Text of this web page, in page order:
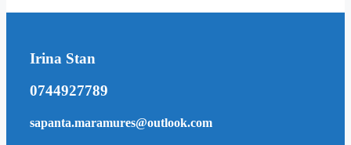
Irina Stan
0744927789
sapanta.maramures@outlook.com